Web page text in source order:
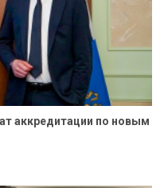
аккредитации по новым